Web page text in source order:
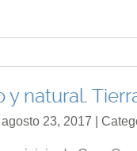
y natural.
23, 2017 |